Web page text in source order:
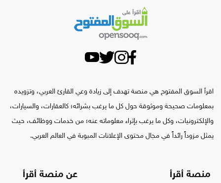
اقرأ السوق المفتوح هي منصة تهدف إلى زيادة وعي القارئ العربي، وتزويده
بمعلومات صحيحة وموثوقة حول كل ما يرغب بشرائه؛ كالعقارات، والسيارات،
والإلكترونيات، وكل ما يرغب بإثراء معلوماته عنه؛ من خدمات ووظائف، حيث
يمثل مزوداً رائداً في مجال محتوى الإعلانات المبوبة في العالم العربي.
منصة أقرأ عن منصة أقرأ